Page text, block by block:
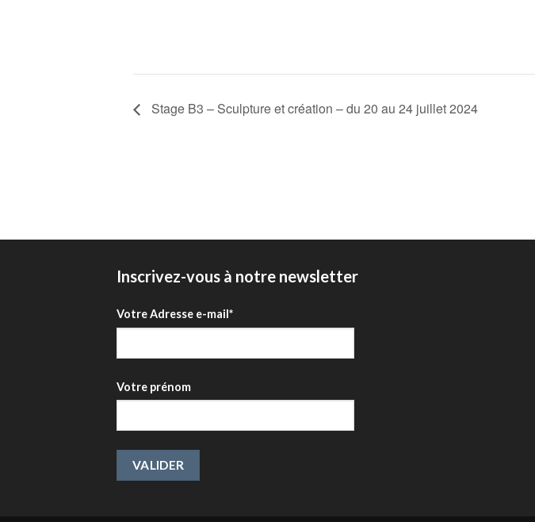
Stage B3 – Sculpture et création – du 20 au 24 juillet 2024
Inscrivez-vous à notre newsletter
Votre Adresse e-mail*
Votre prénom